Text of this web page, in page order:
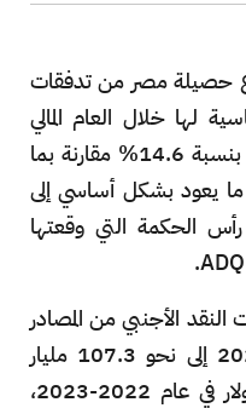
حصيلة مصر من تدفقات
5 مصادر أساسية لها خلال العام المالي
الجاري بنحو 13.7 مليار دولار أو بنسبة 14.6% مقارنة بما
ما يعود بشكل أساسي إلى
الحكمة التي وقعتها
الأجنبي من المصادر
الخمسة خلال العام 2023-2024 إلى نحو 107.3 مليار
دولار مقابل نحو 93.6 مليار دولار في عام 2022-2023،